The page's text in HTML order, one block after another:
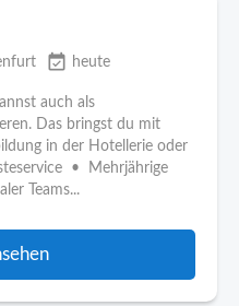
event_available heute
auch als
Das bringst du mit
in der Hotellerie oder
• Mehrjährige
Teams...